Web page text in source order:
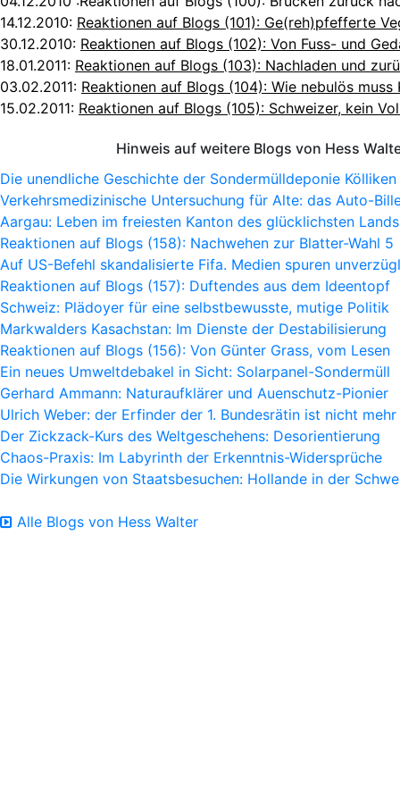
14.12.2010: Reaktionen auf Blogs (101): Ge(reh)pfefferte
30.12.2010: Reaktionen auf Blogs (102): Von Fuss- und
18.01.2011: Reaktionen auf Blogs (103): Nachladen und
03.02.2011: Reaktionen auf Blogs (104): Wie nebulös muss
15.02.2011: Reaktionen auf Blogs (105): Schweizer, kein
Hinweis auf weitere Blogs von Hess
Die unendliche Geschichte der Sondermülldeponie Kölliken
Verkehrsmedizinische Untersuchung für Alte: das Auto-
Aargau: Leben im freiesten Kanton des glücklichsten Lands
Reaktionen auf Blogs (158): Nachwehen zur Blatter-Wahl 5
Auf US-Befehl skandalisierte Fifa. Medien spuren
Reaktionen auf Blogs (157): Duftendes aus dem Ideentopf
Schweiz: Plädoyer für eine selbstbewusste, mutige Politik
Markwalders Kasachstan: Im Dienste der Destabilisierung
Reaktionen auf Blogs (156): Von Günter Grass, vom Lesen
Ein neues Umweltdebakel in Sicht: Solarpanel-Sondermüll
Gerhard Ammann: Naturaufklärer und Auenschutz-Pionier
Ulrich Weber: der Erfinder der 1. Bundesrätin ist nicht mehr
Der Zickzack-Kurs des Weltgeschehens: Desorientierung
Chaos-Praxis: Im Labyrinth der Erkenntnis-Widersprüche
Die Wirkungen von Staatsbesuchen: Hollande in der
Alle Blogs von Hess Walter